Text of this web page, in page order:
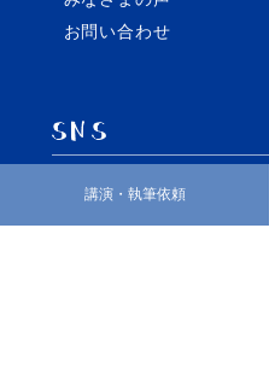
講演・執筆依頼
お問い合わせ
facebook
Instagram